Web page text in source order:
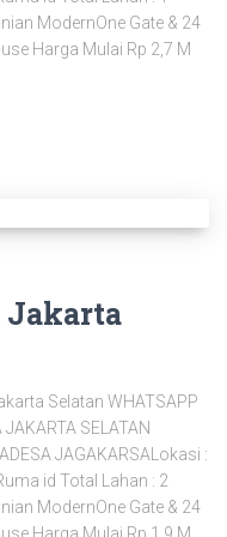
ModernOne Gate & 24
Harga Mulai Rp 2,7 M
Jakarta
Selatan WHATSAPP
SELATAN
JAGAKARSALokasi :
id Total Lahan : 2
ModernOne Gate & 24
Harga Mulai Rp 1,9 M